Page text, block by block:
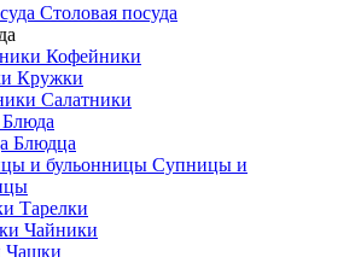
Столовая посуда
Кофейники
Кружки
Салатники
Блюда
Блюдца
Супницы и
Тарелки
Чайники
Чашки